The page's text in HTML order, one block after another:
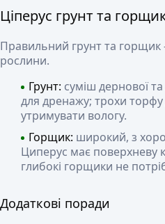
Ціперус грунт та
Правильний грунт та горщик
рослини.
Грунт: суміш дернової
для дренажу; трохи
утримувати вологу.
Горщик: широкий, з
Циперус має поверхневу
глибокі горщики не
Додаткові поради